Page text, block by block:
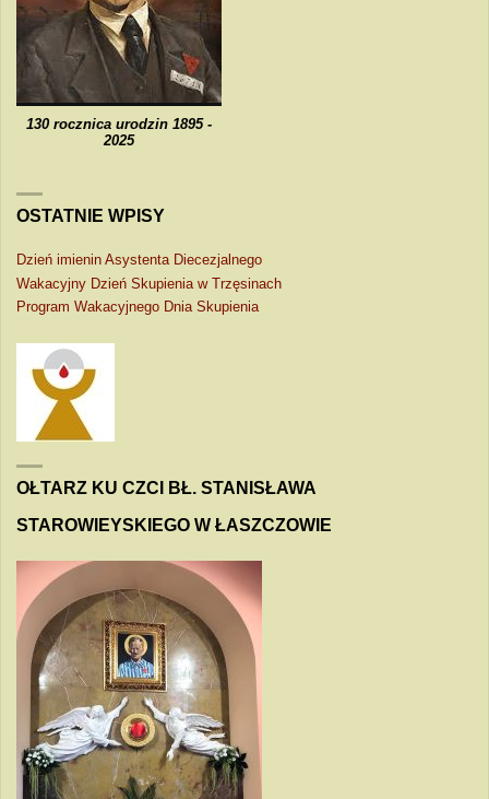
130 rocznica urodzin 1895 -
2025
OSTATNIE WPISY
Dzień imienin Asystenta Diecezjalnego
Wakacyjny Dzień Skupienia w Trzęsinach
Program Wakacyjnego Dnia Skupienia
OŁTARZ KU CZCI BŁ. STANISŁAWA
STAROWIEYSKIEGO W ŁASZCZOWIE